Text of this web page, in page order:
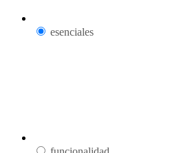
esenciales